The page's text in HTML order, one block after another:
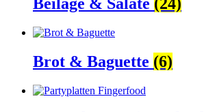
Brot & Baguette (6)